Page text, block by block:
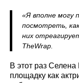
«Я вполне могу
посмотреть,
них
TheWrap.
В этот раз
площадку как